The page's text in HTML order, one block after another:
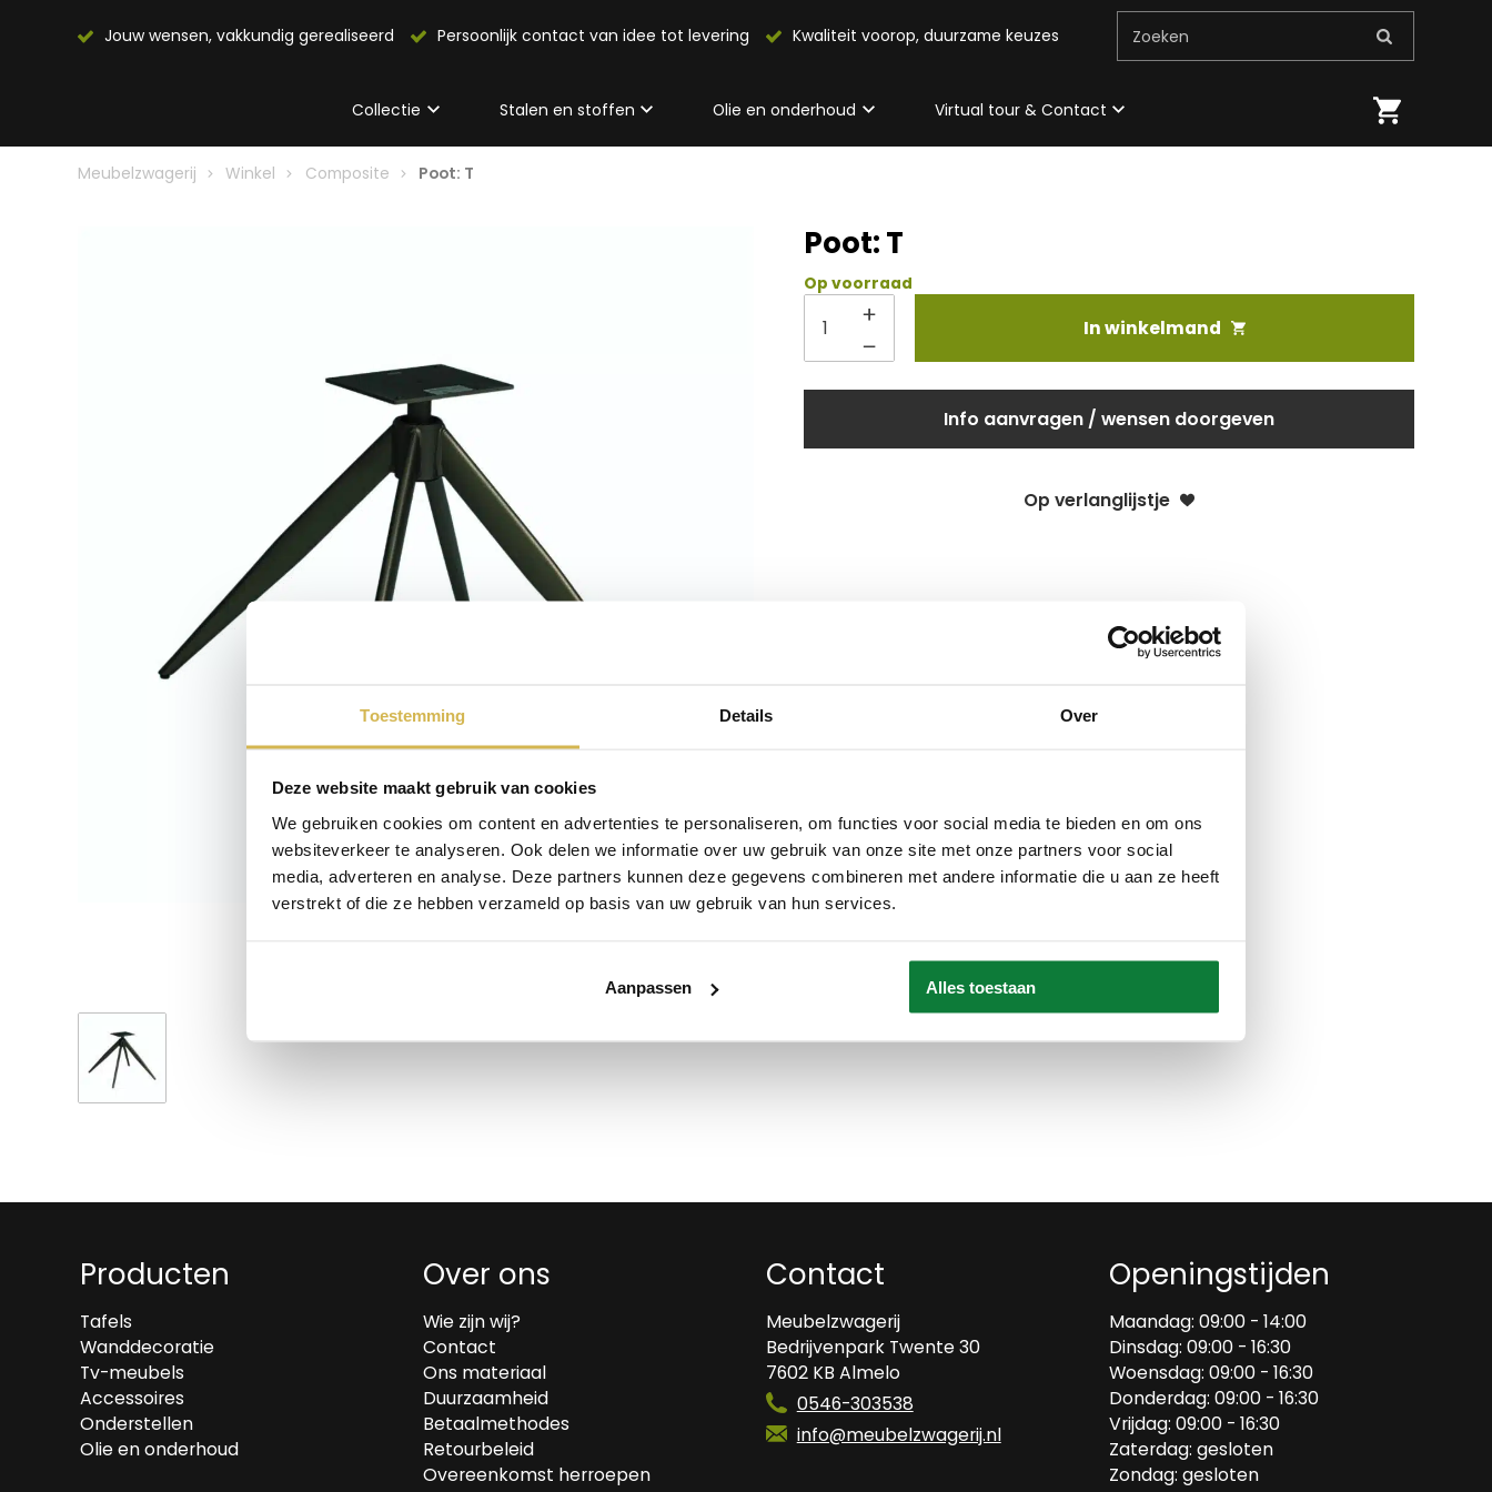
Toestemming Details Over
Deze website maakt gebruik van cookies
We gebruiken cookies om content en advertenties te personaliseren, om functies voor social media te bieden en om ons
websiteverkeer te analyseren. Ook delen we informatie over uw gebruik van onze site met onze partners voor social
media, adverteren en analyse. Deze partners kunnen deze gegevens combineren met andere informatie die u aan ze heeft
verstrekt of die ze hebben verzameld op basis van uw gebruik van hun services.
Aanpassen Alles toestaan
Jouw wensen, vakkundig gerealiseerd Persoonlijk contact van idee tot levering Kwaliteit voorop, duurzame keuzes Zoeken
Collectie Stalen en stoffen Olie en onderhoud Virtual tour & Contact
Meubelzwagerij Winkel Composite Poot: T
Poot: T
Op voorraad
In winkelmand
Info aanvragen / wensen doorgeven
Op verlanglijstje
Producten
Tafels
Wanddecoratie
Tv-meubels
Accessoires
Onderstellen
Olie en onderhoud
Over ons
Wie zijn wij?
Contact
Ons materiaal
Duurzaamheid
Betaalmethodes
Retourbeleid
Overeenkomst herroepen
Contact
Meubelzwagerij
Bedrijvenpark Twente 30
7602 KB Almelo
0546-303538
info@meubelzwagerij.nl
Openingstijden
Maandag: 09:00 - 14:00
Dinsdag: 09:00 - 16:30
Woensdag: 09:00 - 16:30
Donderdag: 09:00 - 16:30
Vrijdag: 09:00 - 16:30
Zaterdag: gesloten
Zondag: gesloten